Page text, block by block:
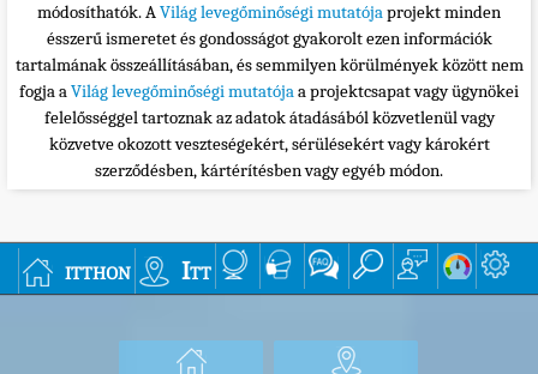
módosíthatók. AVilág levegőminőségi mutatójaprojekt minden
ésszerű ismeretet és gondosságot gyakorolt ezen információk
tartalmának összeállításában, és semmilyen körülmények között nem
fogja aVilág levegőminőségi mutatójaa projektcsapat vagy ügynökei
felelősséggel tartoznak az adatok átadásából közvetlenül vagy
közvetve okozott veszteségekért, sérülésekért vagy károkért
szerződésben, kártérítésben vagy egyéb módon.
itthon Itt